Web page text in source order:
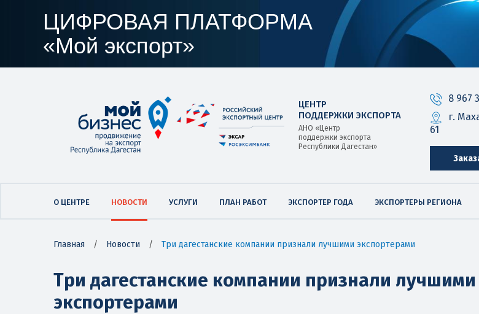
ЦИФРОВАЯ ПЛАТФОРМА
«Мой экспорт»
ЦЕНТР
ПОДДЕРЖКИ ЭКСПОРТА
АНО «Центр
поддержки экспорта
Республики Дагестан»
8 967
г.
61
О ЦЕНТРЕ НОВОСТИ УСЛУГИ ПЛАН РАБОТ ЭКСПОРТЕР ГОДА ЭКСПОРТЕРЫ РЕГИОНА
Главная / Новости / Три дагестанские компании признали лучшими экспортерами
Три дагестанские компании признали лучшими
экспортерами